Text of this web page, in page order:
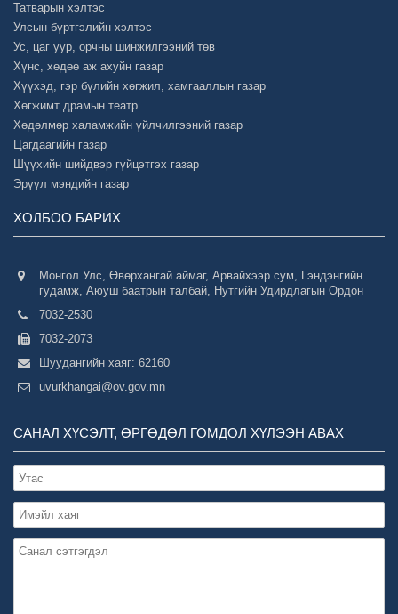
Татварын хэлтэс
Улсын бүртгэлийн хэлтэс
Ус, цаг уур, орчны шинжилгээний төв
Хүнс, хөдөө аж ахуйн газар
Хүүхэд, гэр бүлийн хөгжил, хамгааллын газар
Хөгжимт драмын театр
Хөдөлмөр халамжийн үйлчилгээний газар
Цагдаагийн газар
Шүүхийн шийдвэр гүйцэтгэх газар
Эрүүл мэндийн газар
ХОЛБОО БАРИХ
Монгол Улс, Өвөрхангай аймаг, Арвайхээр сум, Гэндэнгийн
гудамж, Аюуш баатрын талбай, Нутгийн Удирдлагын Ордон
7032-2530
7032-2073
Шуудангийн хаяг: 62160
uvurkhangai@ov.gov.mn
САНАЛ ХҮСЭЛТ, ӨРГӨДӨЛ ГОМДОЛ ХҮЛЭЭН АВАХ